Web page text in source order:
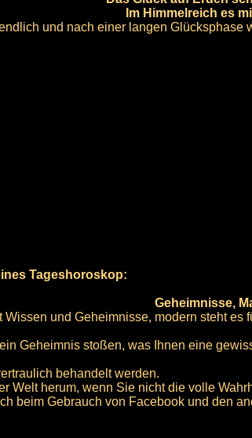
Im Himmelreich es
und nach einer langen Glücksphase
Tageshoroskop:
Geheimnisse,
Wissen und Geheimnisse, modern steht
Geheimnis stoßen, was Ihnen eine
behandelt werden.
Welt herum, wenn Sie nicht die volle
beim Gebrauch von Facebook und den